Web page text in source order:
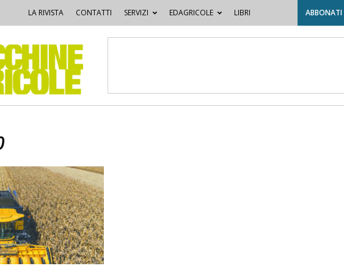
LA RIVISTA CONTATTI SERVIZI EDAGRICOLE LIBRI